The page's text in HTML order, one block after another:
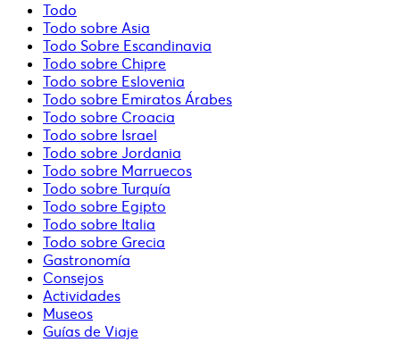
Todo
Todo sobre Asia
Todo Sobre Escandinavia
Todo sobre Chipre
Todo sobre Eslovenia
Todo sobre Emiratos Árabes
Todo sobre Croacia
Todo sobre Israel
Todo sobre Jordania
Todo sobre Marruecos
Todo sobre Turquía
Todo sobre Egipto
Todo sobre Italia
Todo sobre Grecia
Gastronomía
Consejos
Actividades
Museos
Guías de Viaje